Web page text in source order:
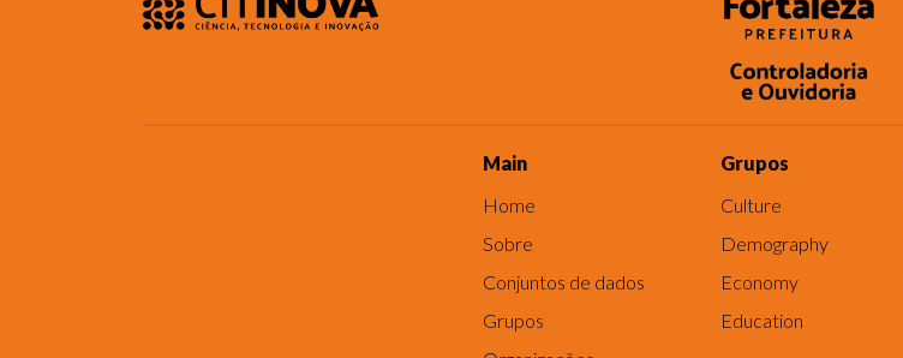
Main
Home
Sobre
Conjuntos de dados
Grupos
Grupos
Culture
Demography
Economy
Education